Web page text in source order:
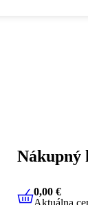
Nákupný
0,00 €
Aktuálna